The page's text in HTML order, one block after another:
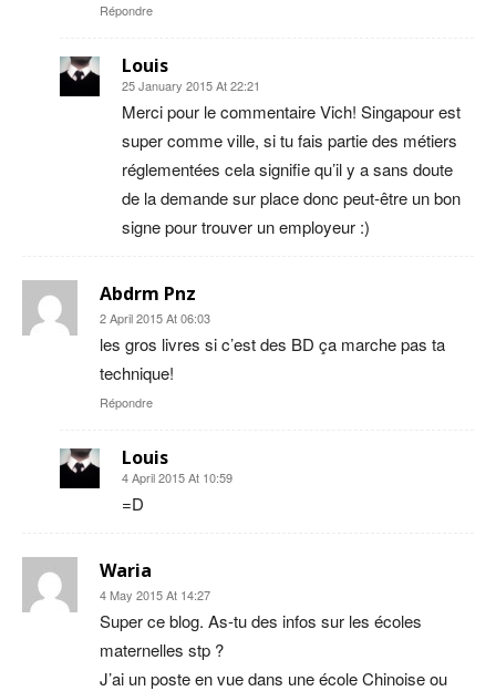
Répondre
Louis
25 January 2015 At 22:21
Merci pour le commentaire Vich! Singapour est
super comme ville, si tu fais partie des métiers
réglementées cela signifie qu’il y a sans doute
de la demande sur place donc peut-être un bon
signe pour trouver un employeur :)
Abdrm Pnz
2 April 2015 At 06:03
les gros livres si c’est des BD ça marche pas ta
technique!
Répondre
Louis
4 April 2015 At 10:59
=D
Waria
4 May 2015 At 14:27
Super ce blog. As-tu des infos sur les écoles
maternelles stp ?
J’ai un poste en vue dans une école Chinoise ou